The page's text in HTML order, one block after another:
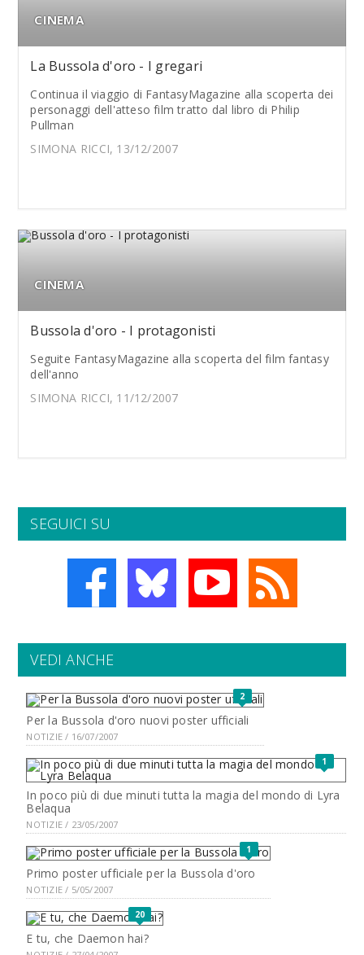
CINEMA
La Bussola d'oro - I gregari
Continua il viaggio di FantasyMagazine alla scoperta dei
personaggi dell'atteso film tratto dal libro di Philip
Pullman
SIMONA RICCI, 13/12/2007
CINEMA
Bussola d'oro - I protagonisti
Seguite FantasyMagazine alla scoperta del film fantasy
dell'anno
SIMONA RICCI, 11/12/2007
SEGUICI SU
VEDI ANCHE
2
Per la Bussola d'oro nuovi poster ufficiali
NOTIZIE / 16/07/2007
1
In poco più di due minuti tutta la magia del mondo di Lyra
Belaqua
NOTIZIE / 23/05/2007
1
Primo poster ufficiale per la Bussola d'oro
NOTIZIE / 5/05/2007
20
E tu, che Daemon hai?